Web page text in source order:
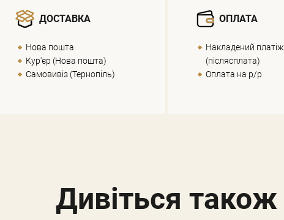
ДОСТАВКА
Нова пошта
Кур'єр (Нова пошта)
Самовивіз (Тернопіль)
ОПЛАТА
Накладений платіж
(післясплата)
Оплата на р/р
Дивіться також